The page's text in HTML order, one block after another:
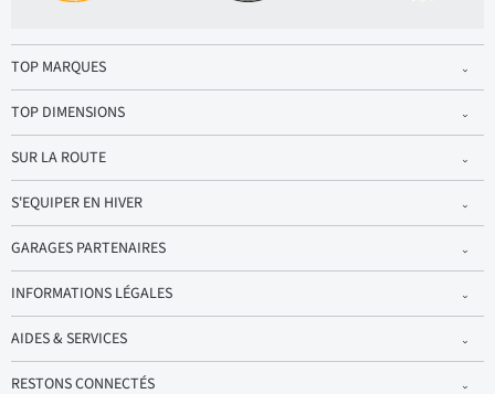
TOP MARQUES
TOP DIMENSIONS
SUR LA ROUTE
S'EQUIPER EN HIVER
GARAGES PARTENAIRES
INFORMATIONS LÉGALES
AIDES & SERVICES
RESTONS CONNECTÉS